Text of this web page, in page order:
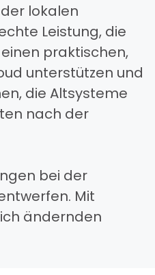
lokalen
Leistung, die
praktischen,
unterstützen und
die Altsysteme
nach der
bei der
Mit
ändernden